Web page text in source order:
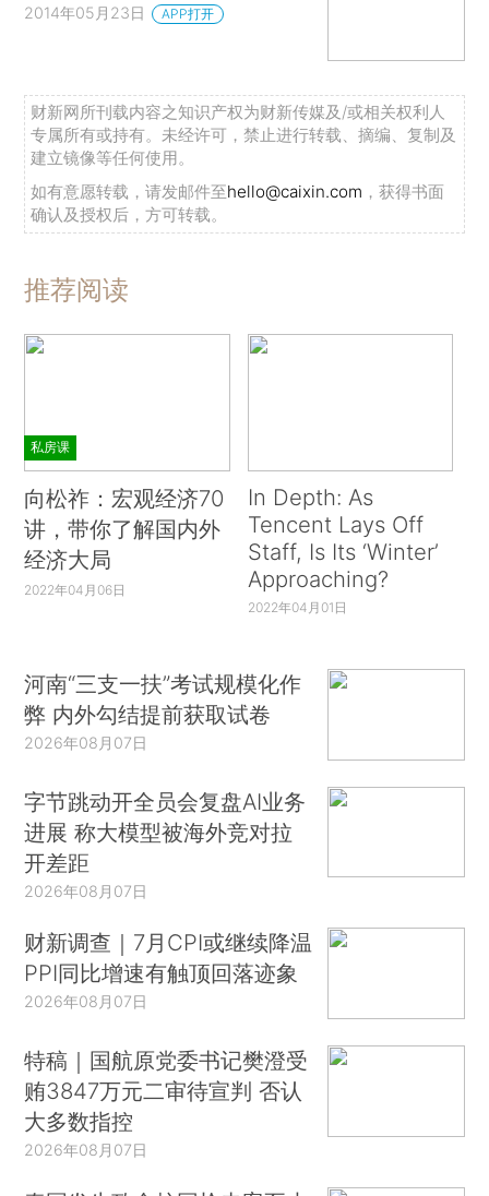
2014年05月23日 APP打开
财新网所刊载内容之知识产权为财新传媒及/或相关权利人
专属所有或持有。未经许可，禁止进行转载、摘编、复制及
建立镜像等任何使用。
如有意愿转载，请发邮件至hello@caixin.com ，获得书面
确认及授权后，方可转载。
推荐阅读
私房课
向松祚：宏观经济70
讲，带你了解国内外
经济大局
2022年04月06日
In Depth: As
Tencent Lays Off
Staff, Is Its ‘Winter’
Approaching?
2022年04月01日
河南“三支一扶”考试规模化作
弊 内外勾结提前获取试卷
2026年08月07日
字节跳动开全员会复盘AI业务
进展 称大模型被海外竞对拉
开差距
2026年08月07日
财新调查｜7月CPI或继续降温
PPI同比增速有触顶回落迹象
2026年08月07日
特稿｜国航原党委书记樊澄受
贿3847万元二审待宣判 否认
大多数指控
2026年08月07日